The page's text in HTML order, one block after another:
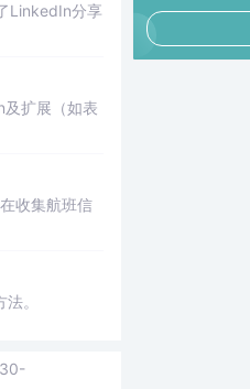
LinkedIn分享
扩展（如表
收集航班信
。